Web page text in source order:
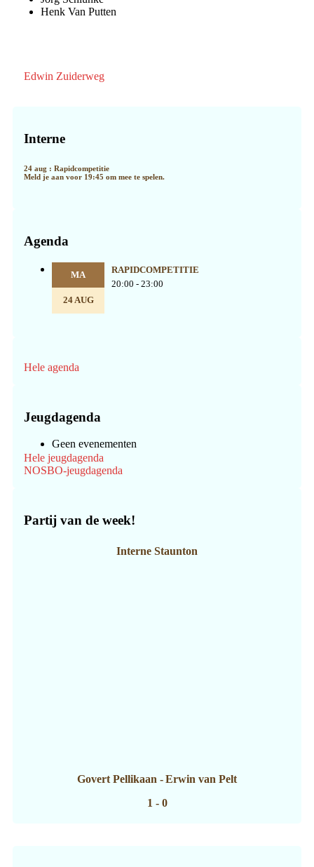
Henk Van Putten
Edwin Zuiderweg
Sidebar
Interne
24 aug : Rapidcompetitie
Meld je aan voor 19:45 om mee te spelen.
Agenda
MA
24 AUG
RAPIDCOMPETITIE
20:00 - 23:00
Hele agenda
Jeugdagenda
Geen evenementen
Hele jeugdagenda
NOSBO-jeugdagenda
Partij van de week!
Interne Staunton
Govert Pellikaan - Erwin van Pelt
1 - 0